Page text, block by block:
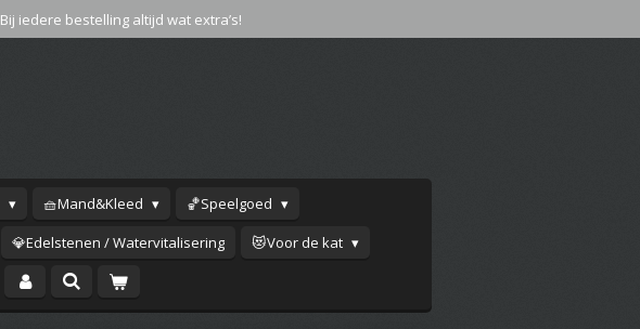
Bij iedere bestelling altijd wat extra’s!
🧺Mand&Kleed
🏀Speelgoed
💎Edelstenen / Watervitalisering
😻Voor de kat